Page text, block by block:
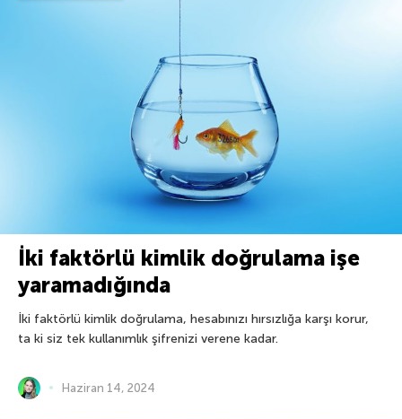
İki faktörlü kimlik doğrulama işe
yaramadığında
İki faktörlü kimlik doğrulama, hesabınızı hırsızlığa karşı korur,
ta ki siz tek kullanımlık şifrenizi verene kadar.
Haziran 14, 2024